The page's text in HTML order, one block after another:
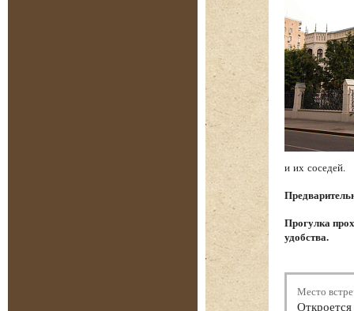
и их соседей.
Прогулка
удобства.
Место